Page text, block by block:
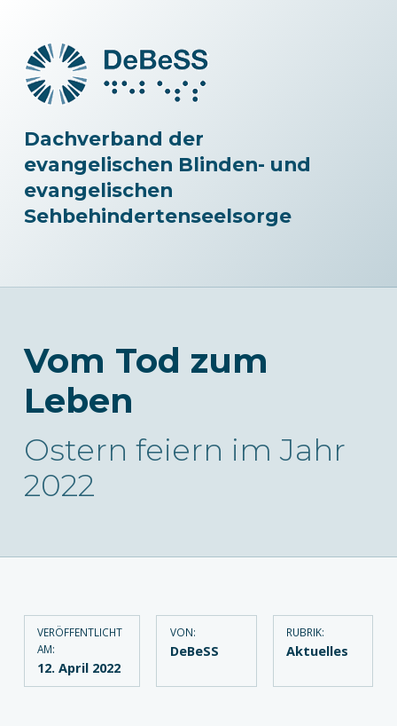
Dachverband der
evangelischen Blinden- und
evangelischen
Sehbehindertenseelsorge
Vom Tod zum
Leben
Ostern feiern im Jahr
2022
VERÖFFENTLICHT
AM:
12. April 2022
VON:
DeBeSS
RUBRIK:
Aktuelles